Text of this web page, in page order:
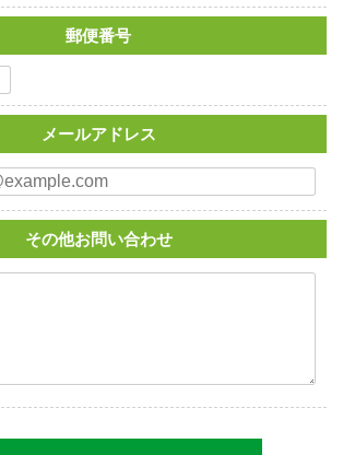
郵便番号
メールアドレス
その他お問い合わせ